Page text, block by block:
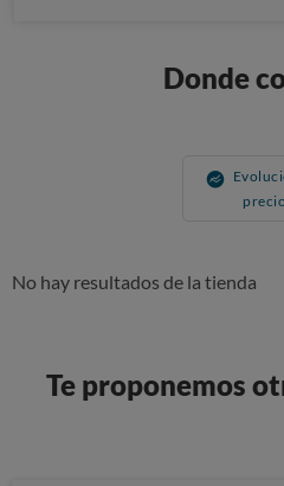
Donde
precio
No hay resultados de la tienda
Te proponemos